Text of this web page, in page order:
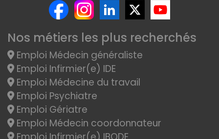
Nos métiers les plus recherchés
Emploi Médecin généraliste
Emploi Infirmier(e) IDE
Emploi Médecine du travail
Emploi Psychiatre
Emploi Gériatre
Emploi Médecin coordonnateur